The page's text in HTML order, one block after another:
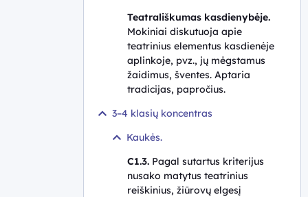
Teatrališkumas kasdienybėje.
Mokiniai diskutuoja apie
teatrinius elementus kasdienėje
aplinkoje, pvz., jų mėgstamus
žaidimus, šventes. Aptaria
tradicijas, papročius.
3–4 klasių koncentras
Kaukės.
C1.3. Pagal sutartus kriterijus
nusako matytus teatrinius
reiškinius, žiūrovų elgesį